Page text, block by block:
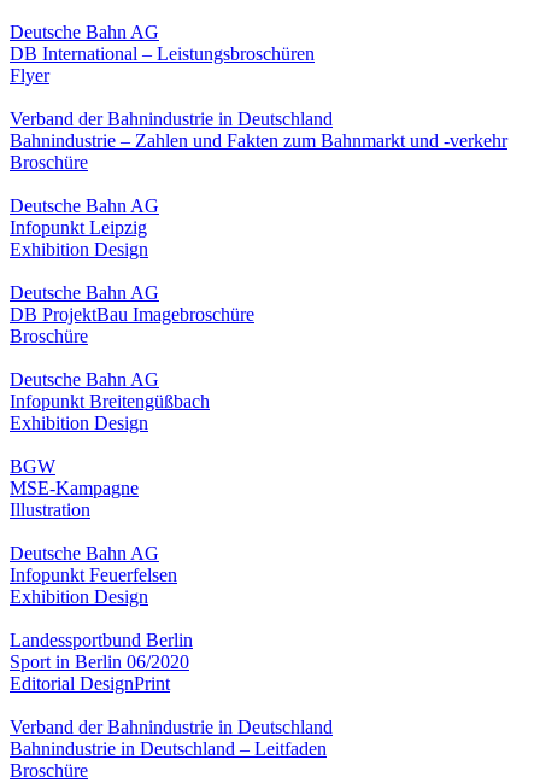
Deutsche Bahn AG
DB International – Leistungsbroschüren
Flyer
Verband der Bahnindustrie in Deutschland
Bahnindustrie – Zahlen und Fakten zum Bahnmarkt und -verkehr
Broschüre
Deutsche Bahn AG
Infopunkt Leipzig
Exhibition Design
Deutsche Bahn AG
DB ProjektBau Imagebroschüre
Broschüre
Deutsche Bahn AG
Infopunkt Breitengüßbach
Exhibition Design
BGW
MSE-Kampagne
Illustration
Deutsche Bahn AG
Infopunkt Feuerfelsen
Exhibition Design
Landessportbund Berlin
Sport in Berlin 06/2020
Editorial DesignPrint
Verband der Bahnindustrie in Deutschland
Bahnindustrie in Deutschland – Leitfaden
Broschüre